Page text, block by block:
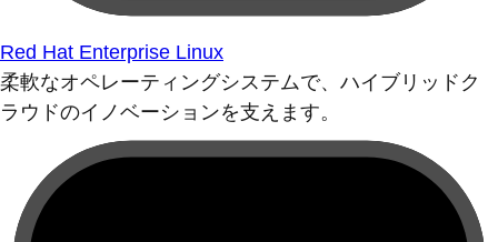
Red Hat Enterprise Linux
柔軟なオペレーティングシステムで、ハイブリッドク
ラウドのイノベーションを支えます。